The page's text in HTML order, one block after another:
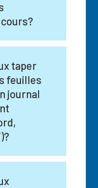
taper
feuilles
journal